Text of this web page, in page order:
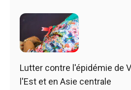
Lutter contre l'épidémie de
l'Est et en Asie centrale